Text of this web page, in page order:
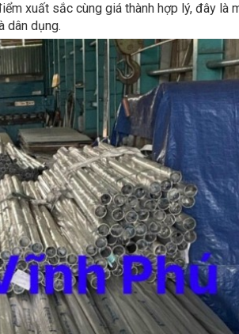
xuất sắc cùng giá thành hợp lý, đây là
dân dụng.